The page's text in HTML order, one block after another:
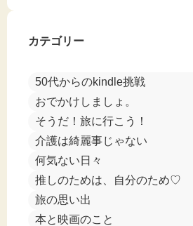
ト
カテゴリー
50代からのkindle挑戦
おでかけしましょ。
そうだ！旅に行こう！
介護は綺麗事じゃない
何気ない日々
推しのためは、自分のため♡
旅の思い出
本と映画のこと